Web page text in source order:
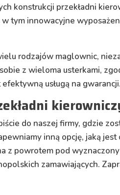
konstrukcji przekładni
tym innowacyjne
rodzajów maglownic,
z wieloma usterkami,
usługą na gwarancji.
do naszej firmy, gdzie
inną opcję, jaką jest
z powrotem pod
zamawiających.